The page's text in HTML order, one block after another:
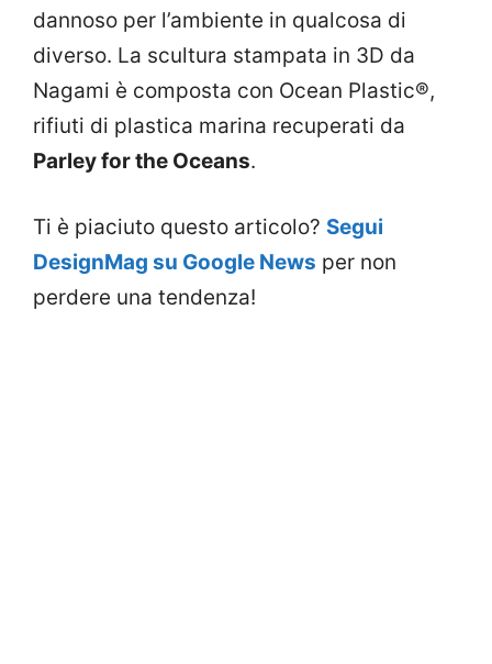
dannoso per l’ambiente in qualcosa di
diverso. La scultura stampata in 3D da
Nagami è composta con Ocean Plastic®,
rifiuti di plastica marina recuperati da
Parley for the Oceans.
Ti è piaciuto questo articolo? Segui
DesignMag su Google News per non
perdere una tendenza!